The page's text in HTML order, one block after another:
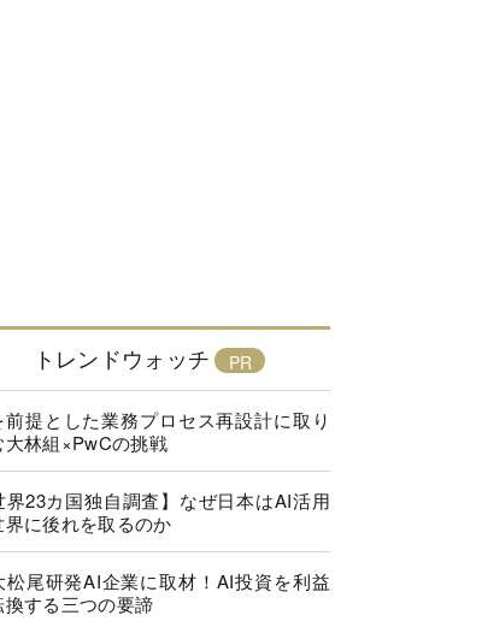
トレンドウォッチ
前提とした業務プロセス再設計に取り
大林組×PwCの挑戦
界23カ国独自調査】なぜ日本はAI活用
界に後れを取るのか
松尾研発AI企業に取材！AI投資を利益
換する三つの要諦